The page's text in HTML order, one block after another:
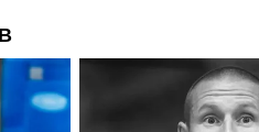
Испания
вместе с